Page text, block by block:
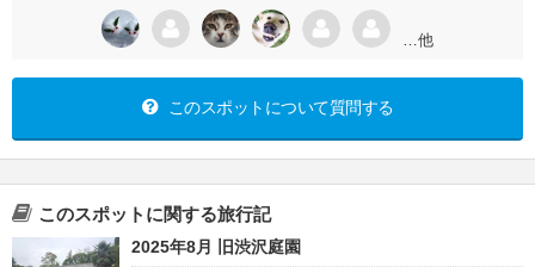
…他
このスポットについて質問する
このスポットに関する旅行記
2025年8月 旧渋沢庭園